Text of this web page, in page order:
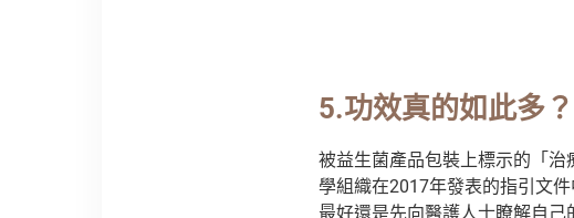
5.功效真的如此多？
被益生菌產品包裝上標示的「
學組織在2017年發表的指引文
最好還是先向醫護人士瞭解自